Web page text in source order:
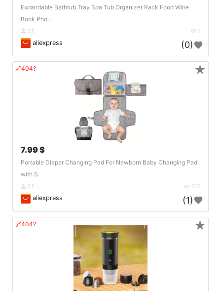
Expandable Bathtub Tray Spa Tub Organizer Rack Food Wine
Book Pho..
DE 1
aliexpress (0)
🔗404?
7.99 $
Portable Diaper Changing Pad For Newborn Baby Changing Pad
with S..
DE 155
aliexpress (1)
★
🔗404? ★